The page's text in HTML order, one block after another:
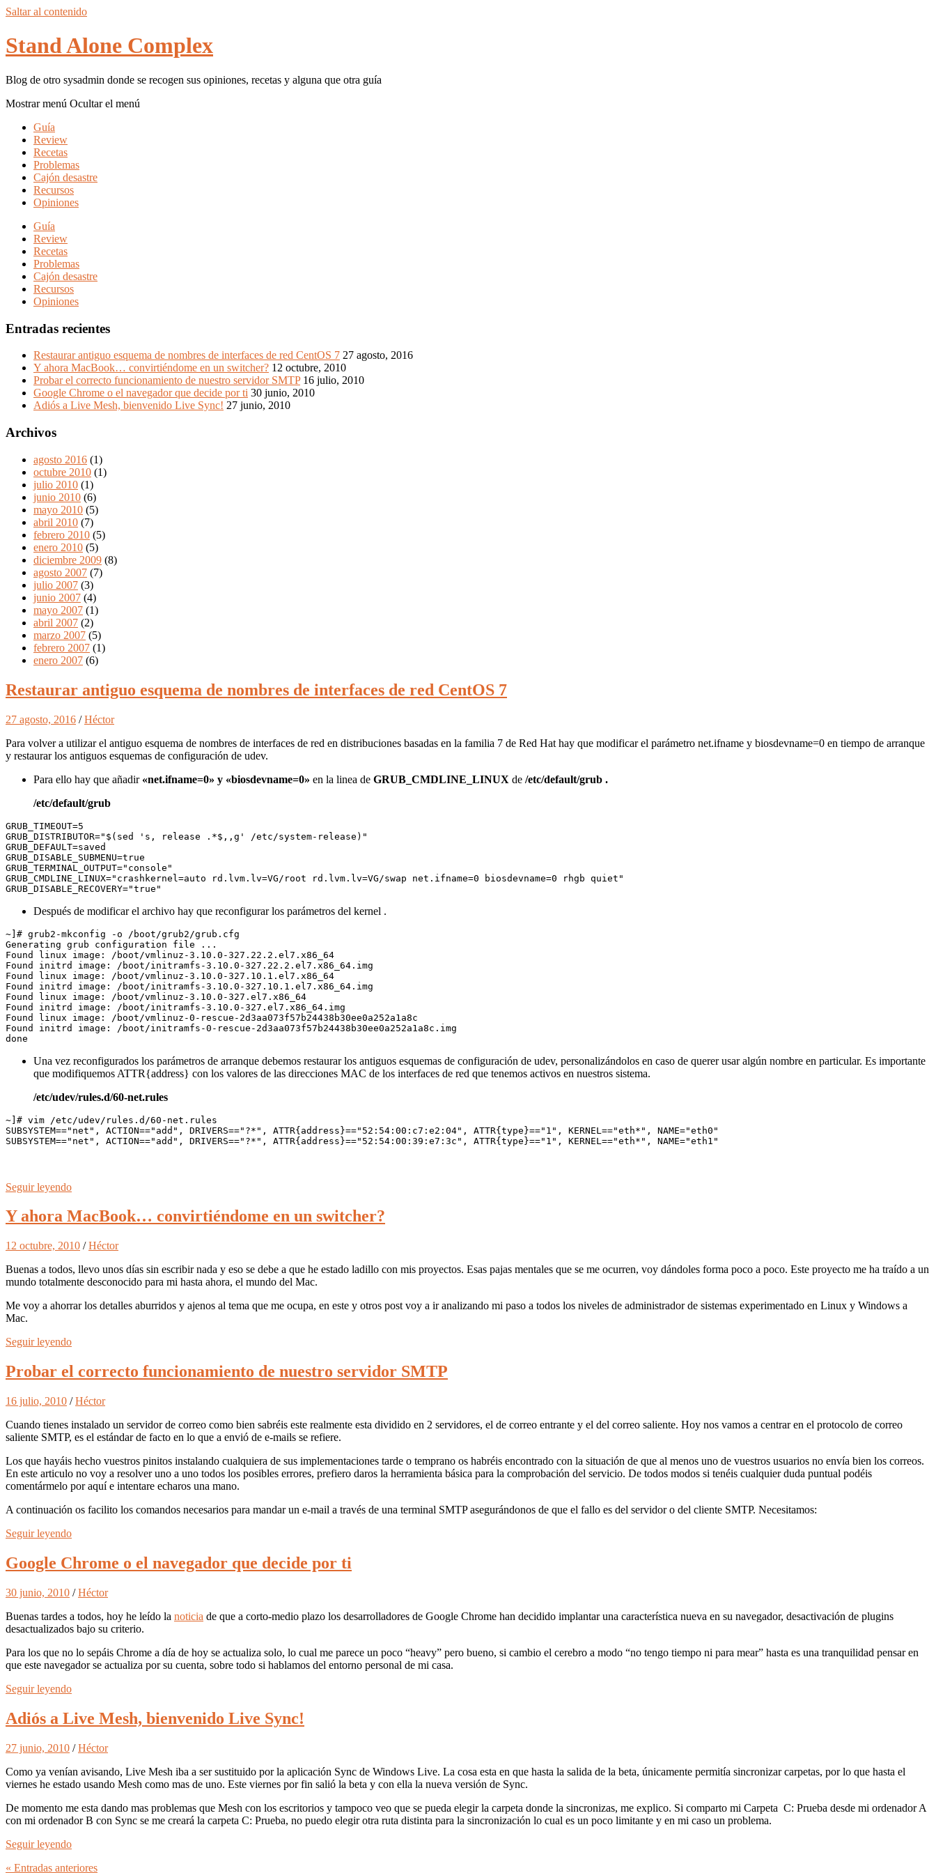
Saltar al contenido
Stand Alone Complex
Blog de otro sysadmin donde se recogen sus opiniones, recetas y alguna que otra guía
Mostrar menú Ocultar el menú
Guía
Review
Recetas
Problemas
Cajón desastre
Recursos
Opiniones
Guía
Review
Recetas
Problemas
Cajón desastre
Recursos
Opiniones
Entradas recientes
Restaurar antiguo esquema de nombres de interfaces de red CentOS 7 27 agosto, 2016
Y ahora MacBook… convirtiéndome en un switcher? 12 octubre, 2010
Probar el correcto funcionamiento de nuestro servidor SMTP 16 julio, 2010
Google Chrome o el navegador que decide por ti 30 junio, 2010
Adiós a Live Mesh, bienvenido Live Sync! 27 junio, 2010
Archivos
agosto 2016 (1)
octubre 2010 (1)
julio 2010 (1)
junio 2010 (6)
mayo 2010 (5)
abril 2010 (7)
febrero 2010 (5)
enero 2010 (5)
diciembre 2009 (8)
agosto 2007 (7)
julio 2007 (3)
junio 2007 (4)
mayo 2007 (1)
abril 2007 (2)
marzo 2007 (5)
febrero 2007 (1)
enero 2007 (6)
Restaurar antiguo esquema de nombres de interfaces de red CentOS 7
27 agosto, 2016 /Héctor
Para volver a utilizar el antiguo esquema de nombres de interfaces de red en distribuciones basadas en la familia 7 de Red Hat hay que modificar el parámetro net.ifname y biosdevname=0 en tiempo de arranque
y restaurar los antiguos esquemas de configuración de udev.
Para ello hay que añadir «net.ifname=0» y «biosdevname=0» en la linea de GRUB_CMDLINE_LINUX de /etc/default/grub .
/etc/default/grub
GRUB_TIMEOUT=5
GRUB_DISTRIBUTOR="$(sed 's, release .*$,,g' /etc/system-release)"
GRUB_DEFAULT=saved
GRUB_DISABLE_SUBMENU=true
GRUB_TERMINAL_OUTPUT="console"
GRUB_CMDLINE_LINUX="crashkernel=auto rd.lvm.lv=VG/root rd.lvm.lv=VG/swap net.ifname=0 biosdevname=0 rhgb quiet"
GRUB_DISABLE_RECOVERY="true"
Después de modificar el archivo hay que reconfigurar los parámetros del kernel .
~]# grub2-mkconfig -o /boot/grub2/grub.cfg
Generating grub configuration file ...
Found linux image: /boot/vmlinuz-3.10.0-327.22.2.el7.x86_64
Found initrd image: /boot/initramfs-3.10.0-327.22.2.el7.x86_64.img
Found linux image: /boot/vmlinuz-3.10.0-327.10.1.el7.x86_64
Found initrd image: /boot/initramfs-3.10.0-327.10.1.el7.x86_64.img
Found linux image: /boot/vmlinuz-3.10.0-327.el7.x86_64
Found initrd image: /boot/initramfs-3.10.0-327.el7.x86_64.img
Found linux image: /boot/vmlinuz-0-rescue-2d3aa073f57b24438b30ee0a252a1a8c
Found initrd image: /boot/initramfs-0-rescue-2d3aa073f57b24438b30ee0a252a1a8c.img
done
Una vez reconfigurados los parámetros de arranque debemos restaurar los antiguos esquemas de configuración de udev, personalizándolos en caso de querer usar algún nombre en particular. Es importante
que modifiquemos ATTR{address} con los valores de las direcciones MAC de los interfaces de red que tenemos activos en nuestros sistema.
/etc/udev/rules.d/60-net.rules
~]# vim /etc/udev/rules.d/60-net.rules
SUBSYSTEM=="net", ACTION=="add", DRIVERS=="?*", ATTR{address}=="52:54:00:c7:e2:04", ATTR{type}=="1", KERNEL=="eth*", NAME="eth0"
SUBSYSTEM=="net", ACTION=="add", DRIVERS=="?*", ATTR{address}=="52:54:00:39:e7:3c", ATTR{type}=="1", KERNEL=="eth*", NAME="eth1"
Seguir leyendo
Y ahora MacBook… convirtiéndome en un switcher?
12 octubre, 2010 /Héctor
Buenas a todos, llevo unos días sin escribir nada y eso se debe a que he estado ladillo con mis proyectos. Esas pajas mentales que se me ocurren, voy dándoles forma poco a poco. Este proyecto me ha traído a un
mundo totalmente desconocido para mi hasta ahora, el mundo del Mac.
Me voy a ahorrar los detalles aburridos y ajenos al tema que me ocupa, en este y otros post voy a ir analizando mi paso a todos los niveles de administrador de sistemas experimentado en Linux y Windows a
Mac.
Seguir leyendo
Probar el correcto funcionamiento de nuestro servidor SMTP
16 julio, 2010 /Héctor
Cuando tienes instalado un servidor de correo como bien sabréis este realmente esta dividido en 2 servidores, el de correo entrante y el del correo saliente. Hoy nos vamos a centrar en el protocolo de correo
saliente SMTP, es el estándar de facto en lo que a envió de e-mails se refiere.
Los que hayáis hecho vuestros pinitos instalando cualquiera de sus implementaciones tarde o temprano os habréis encontrado con la situación de que al menos uno de vuestros usuarios no envía bien los correos.
En este articulo no voy a resolver uno a uno todos los posibles errores, prefiero daros la herramienta básica para la comprobación del servicio. De todos modos si tenéis cualquier duda puntual podéis
comentármelo por aquí e intentare echaros una mano.
A continuación os facilito los comandos necesarios para mandar un e-mail a través de una terminal SMTP asegurándonos de que el fallo es del servidor o del cliente SMTP. Necesitamos:
Seguir leyendo
Google Chrome o el navegador que decide por ti
30 junio, 2010 /Héctor
Buenas tardes a todos, hoy he leído la noticia de que a corto-medio plazo los desarrolladores de Google Chrome han decidido implantar una característica nueva en su navegador, desactivación de plugins
desactualizados bajo su criterio.
Para los que no lo sepáis Chrome a día de hoy se actualiza solo, lo cual me parece un poco “heavy” pero bueno, si cambio el cerebro a modo “no tengo tiempo ni para mear” hasta es una tranquilidad pensar en
que este navegador se actualiza por su cuenta, sobre todo si hablamos del entorno personal de mi casa.
Seguir leyendo
Adiós a Live Mesh, bienvenido Live Sync!
27 junio, 2010 /Héctor
Como ya venían avisando, Live Mesh iba a ser sustituido por la aplicación Sync de Windows Live. La cosa esta en que hasta la salida de la beta, únicamente permitía sincronizar carpetas, por lo que hasta el
viernes he estado usando Mesh como mas de uno. Este viernes por fin salió la beta y con ella la nueva versión de Sync.
De momento me esta dando mas problemas que Mesh con los escritorios y tampoco veo que se pueda elegir la carpeta donde la sincronizas, me explico. Si comparto mi Carpeta C: Prueba desde mi ordenador A
con mi ordenador B con Sync se me creará la carpeta C: Prueba, no puedo elegir otra ruta distinta para la sincronización lo cual es un poco limitante y en mi caso un problema.
Seguir leyendo
« Entradas anteriores